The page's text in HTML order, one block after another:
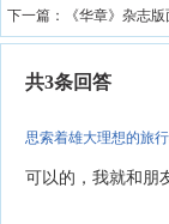
下一篇：
《华章》杂志
共3条回答
思索着雄大理想的旅
可以的，我就和朋